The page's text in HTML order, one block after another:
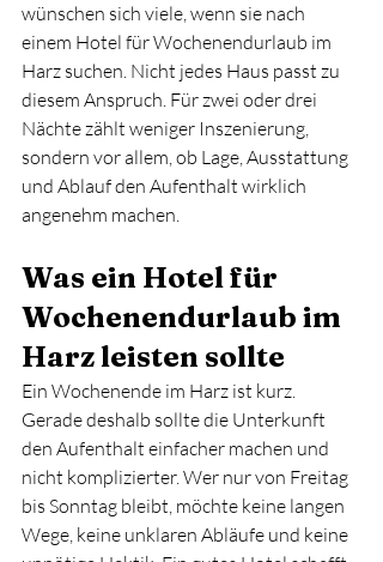
wünschen sich viele, wenn sie nach
einem Hotel für Wochenendurlaub im
Harz suchen. Nicht jedes Haus passt zu
diesem Anspruch. Für zwei oder drei
Nächte zählt weniger Inszenierung,
sondern vor allem, ob Lage, Ausstattung
und Ablauf den Aufenthalt wirklich
angenehm machen.
Was ein Hotel für
Wochenendurlaub im
Harz leisten sollte
Ein Wochenende im Harz ist kurz.
Gerade deshalb sollte die Unterkunft
den Aufenthalt einfacher machen und
nicht komplizierter. Wer nur von Freitag
bis Sonntag bleibt, möchte keine langen
Wege, keine unklaren Abläufe und keine